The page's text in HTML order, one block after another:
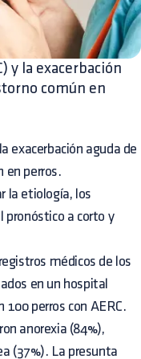
y la exacerbación
común en
exacerbación aguda de
en perros.
la etiología, los
pronóstico a corto y
médicos de los
en un hospital
perros con AERC.
anorexia (84%),
(37%). La presunta